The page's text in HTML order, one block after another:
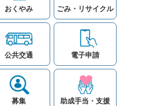
おくやみ ごみ・リサイクル
公共交通 電子申請
募集 助成手当・支援